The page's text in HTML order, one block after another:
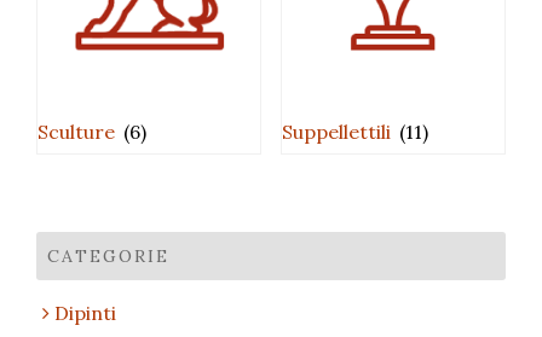
Sculture (6) Suppellettili (11)
CATEGORIE
Dipinti